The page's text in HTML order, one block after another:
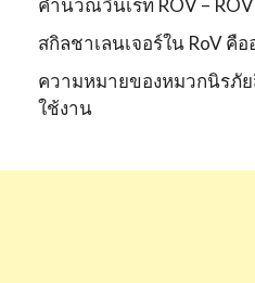
สกิลชาเลนเจอร์ใน RoV คื
ความหมายของหมวกนิรภั
ใช้งาน